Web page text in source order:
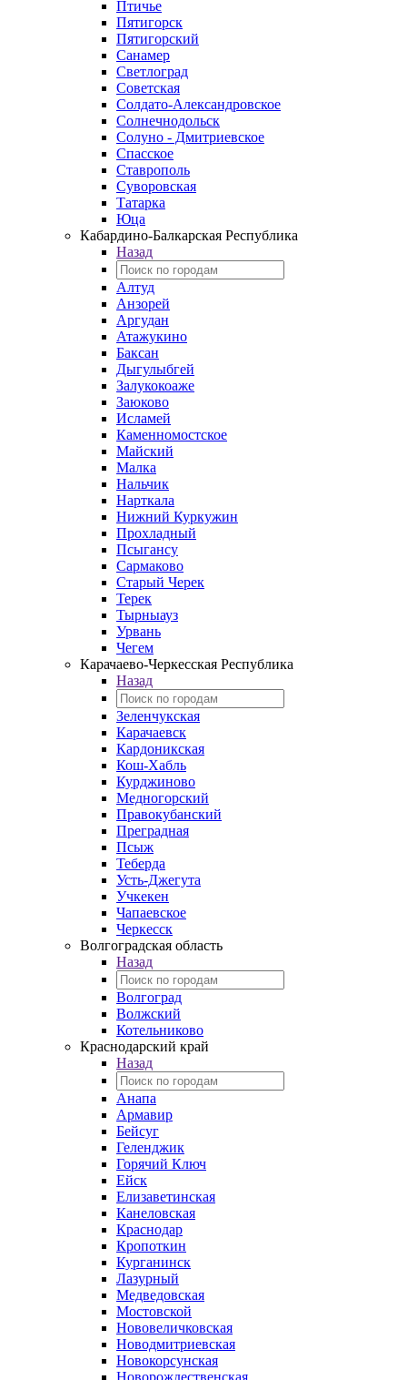
Птичье
Пятигорск
Пятигорский
Санамер
Светлоград
Советская
Солдато-Александровское
Солнечнодольск
Солуно - Дмитриевское
Спасское
Ставрополь
Суворовская
Татарка
Юца
Кабардино‑Балкарская Республика
Назад
Алтуд
Анзорей
Аргудан
Атажукино
Баксан
Дыгулыбгей
Залукокоаже
Заюково
Исламей
Каменномостское
Майский
Малка
Нальчик
Нарткала
Нижний Куркужин
Прохладный
Псыгансу
Сармаково
Старый Черек
Терек
Тырныауз
Урвань
Чегем
Карачаево-Черкесская Республика
Назад
Зеленчукская
Карачаевск
Кардоникская
Кош-Хабль
Курджиново
Медногорский
Правокубанский
Преградная
Псыж
Теберда
Усть-Джегута
Учкекен
Чапаевское
Черкесск
Волгоградская область
Назад
Волгоград
Волжский
Котельниково
Краснодарский край
Назад
Анапа
Армавир
Бейсуг
Геленджик
Горячий Ключ
Ейск
Елизаветинская
Канеловская
Краснодар
Кропоткин
Курганинск
Лазурный
Медведовская
Мостовской
Нововеличковская
Новодмитриевская
Новокорсунская
Новорождественская